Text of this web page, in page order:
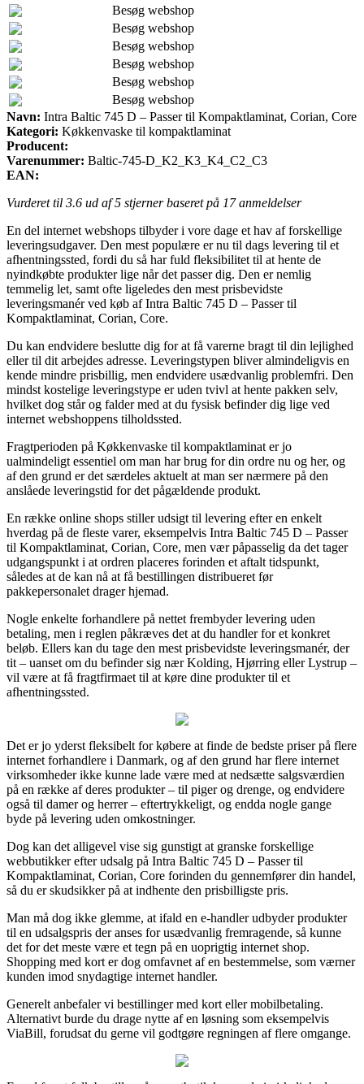
Besøg webshop
Besøg webshop
Besøg webshop
Besøg webshop
Besøg webshop
Besøg webshop
Navn: Intra Baltic 745 D – Passer til Kompaktlaminat, Corian, Core
Kategori: Køkkenvaske til kompaktlaminat
Producent:
Varenummer: Baltic-745-D_K2_K3_K4_C2_C3
EAN:
Vurderet til 3.6 ud af 5 stjerner baseret på 17anmeldelser
En del internet webshops tilbyder i vore dage et hav af forskellige
leveringsudgaver. Den mest populære er nu til dags levering til et
afhentningssted, fordi du så har fuld fleksibilitet til at hente de
nyindkøbte produkter lige når det passer dig. Den er nemlig
temmelig let, samt ofte ligeledes den mest prisbevidste
leveringsmanér ved køb af Intra Baltic 745 D – Passer til
Kompaktlaminat, Corian, Core.
Du kan endvidere beslutte dig for at få varerne bragt til din lejlighed
eller til dit arbejdes adresse. Leveringstypen bliver almindeligvis en
kende mindre prisbillig, men endvidere usædvanlig problemfri. Den
mindst kostelige leveringstype er uden tvivl at hente pakken selv,
hvilket dog står og falder med at du fysisk befinder dig lige ved
internet webshoppens tilholdssted.
Fragtperioden på Køkkenvaske til kompaktlaminat er jo
ualmindeligt essentiel om man har brug for din ordre nu og her, og
af den grund er det særdeles aktuelt at man ser nærmere på den
anslåede leveringstid for det pågældende produkt.
En række online shops stiller udsigt til levering efter en enkelt
hverdag på de fleste varer, eksempelvis Intra Baltic 745 D – Passer
til Kompaktlaminat, Corian, Core, men vær påpasselig da det tager
udgangspunkt i at ordren placeres forinden et aftalt tidspunkt,
således at de kan nå at få bestillingen distribueret før
pakkepersonalet drager hjemad.
Nogle enkelte forhandlere på nettet frembyder levering uden
betaling, men i reglen påkræves det at du handler for et konkret
beløb. Ellers kan du tage den mest prisbevidste leveringsmanér, der
tit – uanset om du befinder sig nær Kolding, Hjørring eller Lystrup –
vil være at få fragtfirmaet til at køre dine produkter til et
afhentningssted.
Det er jo yderst fleksibelt for købere at finde de bedste priser på flere
internet forhandlere i Danmark, og af den grund har flere internet
virksomheder ikke kunne lade være med at nedsætte salgsværdien
på en række af deres produkter – til piger og drenge, og endvidere
også til damer og herrer – eftertrykkeligt, og endda nogle gange
byde på levering uden omkostninger.
Dog kan det alligevel vise sig gunstigt at granske forskellige
webbutikker efter udsalg på Intra Baltic 745 D – Passer til
Kompaktlaminat, Corian, Core forinden du gennemfører din handel,
så du er skudsikker på at indhente den prisbilligste pris.
Man må dog ikke glemme, at ifald en e-handler udbyder produkter
til en udsalgspris der anses for usædvanlig fremragende, så kunne
det for det meste være et tegn på en uoprigtig internet shop.
Shopping med kort er dog omfavnet af en bestemmelse, som værner
kunden imod snydagtige internet handler.
Generelt anbefaler vi bestillinger med kort eller mobilbetaling.
Alternativt burde du drage nytte af en løsning som eksempelvis
ViaBill, forudsat du gerne vil godtgøre regningen af flere omgange.